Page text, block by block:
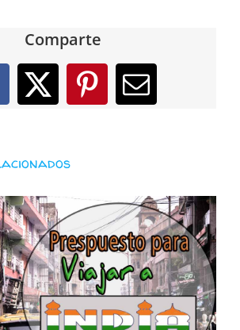
Comparte
X PinterestCorreo